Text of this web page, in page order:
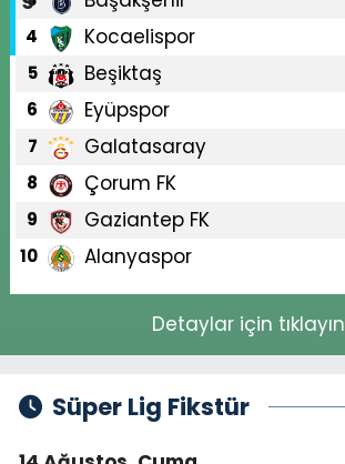
4 Kocaelispor
5 Beşiktaş
6 Eyüpspor
7 Galatasaray
8 Çorum FK
9 Gaziantep FK
10 Alanyaspor
Detaylar için tıklayın
Süper Lig Fikstür